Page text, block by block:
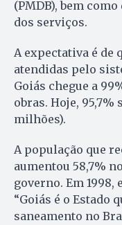
(PMDB), bem
dos serviços.
A expectativa é de
atendidas pelo
Goiás chegue a
obras. Hoje, 95,7%
milhões).
A população que
aumentou 58,7%
governo. Em 1998,
“Goiás é o Estado
saneamento no